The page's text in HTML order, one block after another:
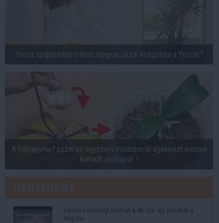
Yucca szaporítása otthon. Hogyan bírjuk virágzásra a Yuccát?
A fokhagyma? ezzel az egyszerű módszerrel újjáéleszt minden
korhadt orchideát ?
Halálos veszélyt hozhat a 40 fok: így jelezhet a
hőguta